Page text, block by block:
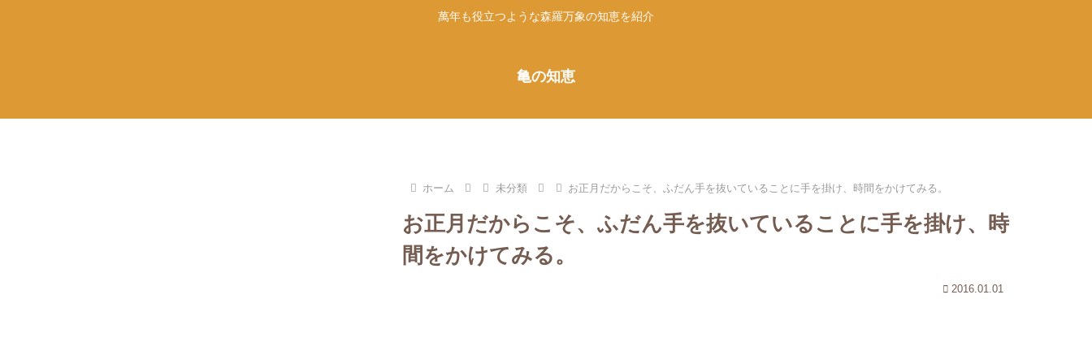
萬年も役立つような森羅万象の知恵を紹介
亀の知恵
ホーム 未分類 お正月だからこそ、ふだん手を抜いていることに手を掛け、時間をかけてみる。
お正月だからこそ、ふだん手を抜いていることに手を掛け、時
間をかけてみる。
2016.01.01